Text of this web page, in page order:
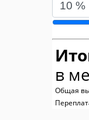
в
Общая